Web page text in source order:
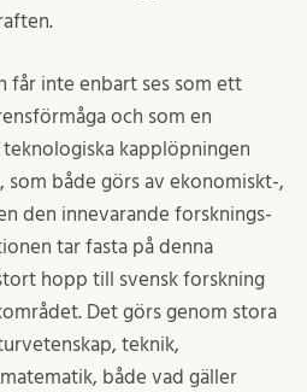
får inte enbart ses som ett
och som en
kapplöpningen
som både görs av ekonomiskt-,
den innevarande forsknings-
tar fasta på denna
hopp till svensk forskning
Det görs genom stora
teknik,
både vad gäller